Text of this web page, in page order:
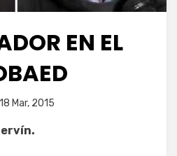
EN EL
porEnrique
18 Mar, 2015